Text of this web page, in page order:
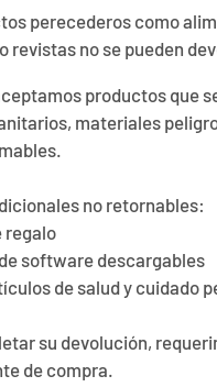
perecederos como
revistas no se pueden
productos que
materiales
no retornables:
regalo
software descargables
de salud y cuidado
su devolución,
de compra.